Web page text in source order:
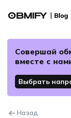
Совершай
вместе с
Выбрать
Назад